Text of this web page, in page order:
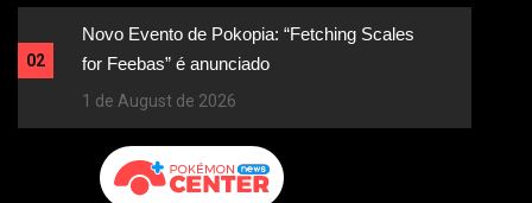
02
Novo Evento de Pokopia: “Fetching Scales
for Feebas” é anunciado
1 de August de 2026